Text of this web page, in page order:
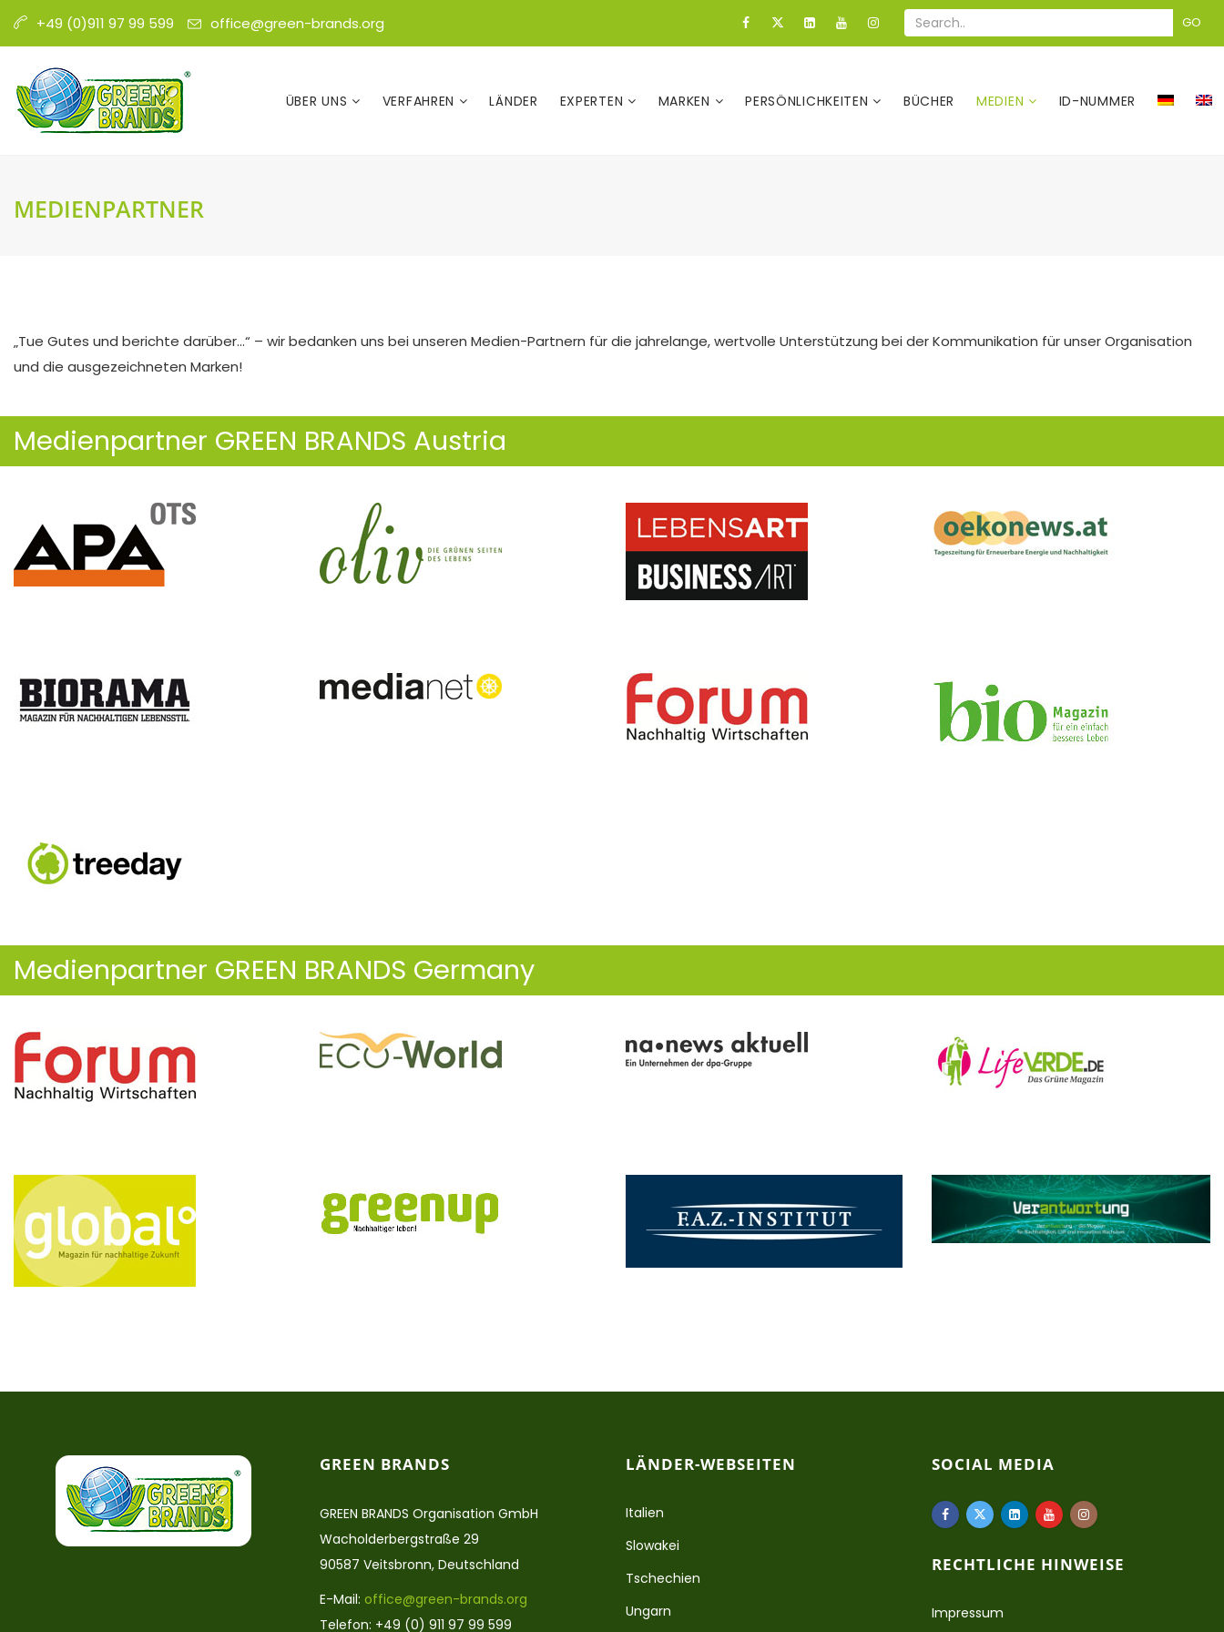
+49 (0)911 97 99 599 office@green-brands.org GO
ÜBER UNS VERFAHREN LÄNDER EXPERTEN MARKEN PERSÖNLICHKEITEN BÜCHER MEDIEN ID-NUMMER
MEDIENPARTNER
„Tue Gutes und berichte darüber…“ – wir bedanken uns bei unseren Medien-Partnern für die jahrelange, wertvolle Unterstützung bei der Kommunikation für unser Organisation
und die ausgezeichneten Marken!
Medienpartner GREEN BRANDS Austria
Medienpartner GREEN BRANDS Germany
GREEN BRANDS
GREEN BRANDS Organisation GmbH
Wacholderbergstraße 29
90587 Veitsbronn, Deutschland
E-Mail: office@green-brands.org
Telefon: +49 (0) 911 97 99 599
LÄNDER-WEBSEITEN
Italien
Slowakei
Tschechien
Ungarn
SOCIAL MEDIA
RECHTLICHE HINWEISE
Impressum